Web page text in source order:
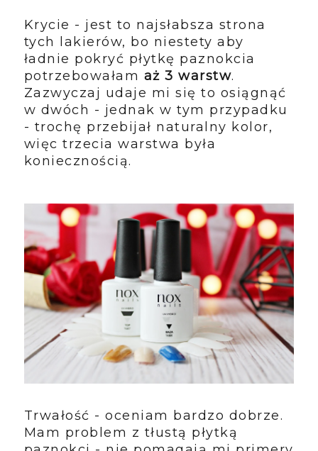
Krycie - jest to najsłabsza strona
tych lakierów, bo niestety aby
ładnie pokryć płytkę paznokcia
potrzebowałam aż 3 warstw.
Zazwyczaj udaje mi się to osiągnąć
w dwóch - jednak w tym przypadku
- trochę przebijał naturalny kolor,
więc trzecia warstwa była
koniecznością.
Trwałość - oceniam bardzo dobrze.
Mam problem z tłustą płytką